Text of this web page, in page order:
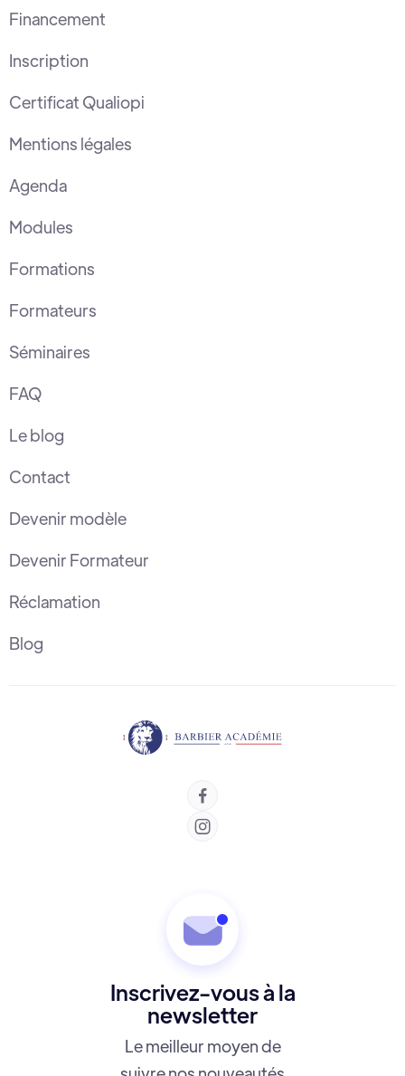


Financement
Inscription
Certificat Qualiopi
Mentions légales
Agenda
Modules
Formations
Formateurs
Séminaires
FAQ
Le blog
Contact
Devenir modèle
Devenir Formateur
Réclamation
Blog
Inscrivez-vous à la
newsletter
Le meilleur moyen de